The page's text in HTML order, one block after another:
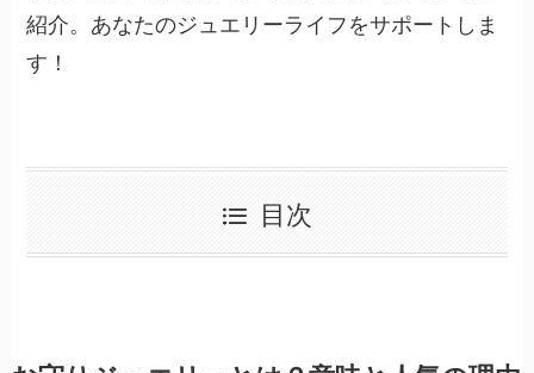
紹介。あなたのジュエリーライフをサポートしま
す！
目次